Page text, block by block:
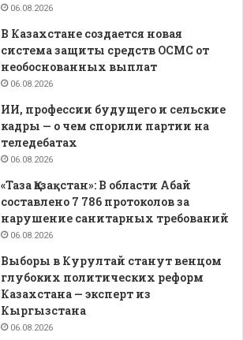
06.08.2026
В Казахстане создается новая
система защиты средств ОСМС от
необоснованных выплат
06.08.2026
ИИ, профессии будущего и сельские
кадры — о чем спорили партии на
теледебатах
06.08.2026
«Таза Қазақстан»: В области Абай
составлено 7 786 протоколов за
нарушение санитарных требований
06.08.2026
Выборы в Курултай станут венцом
глубоких политических реформ
Казахстана — эксперт из
Кыргызстана
06.08.2026